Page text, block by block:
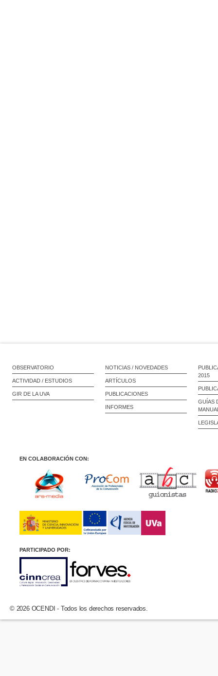
OBSERVATORIO
ACTIVIDAD / ESTUDIOS
GIR DE LA UVA
NOTICIAS / NOVEDADES
ARTÍCULOS
PUBLICACIONES
INFORMES
2015
GUÍAS
EN COLABORACIÓN CON:
PARTICIPADO POR:
© 2026 OCENDI - Todos los derechos reservados.